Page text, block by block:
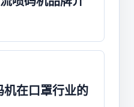
机在口罩行业的